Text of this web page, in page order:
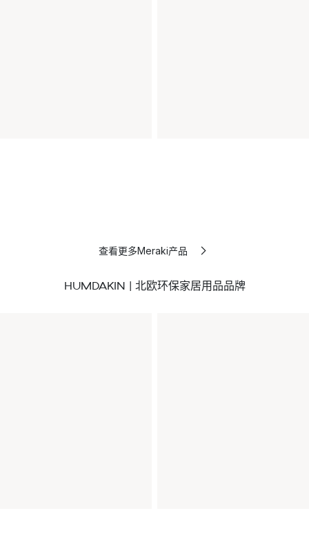
查看更多Meraki产品
HUMDAKIN | 北欧环保家居用品品牌